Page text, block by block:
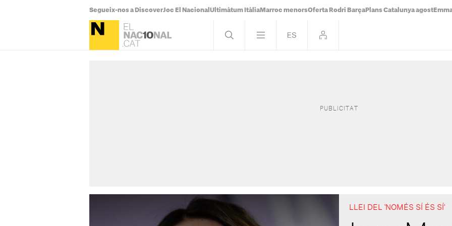
Segueix-nos a DiscoverJoc El Nacional Ultimàtum Itàlia Marroc menorsOferta Rodri Barça Plans Catalunya agost
LLEI DEL 'NOMÉS SÍ ÉS SÍ'